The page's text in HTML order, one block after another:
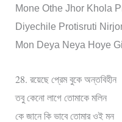
Mone Othe Jhor Khola
Diyechile Protisruti
Mon Deya Neya Hoye
28. রয়েছে প্রেম বুকে অন্তবিহীন
তবু কেনো লাগে তোমাকে মলিন
কে জানে কি ভাবে তোমার ওই মন